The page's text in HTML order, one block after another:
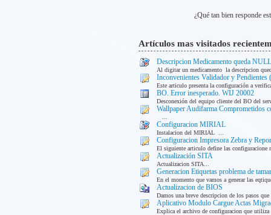
¿Qué tan bien responde
Artículos mas visitados
Descripcion Medicamento queda NULL
Al digitar un medicamento la descripcion
Inconvenientes Validador y Pendientes
Este articulo presenta la configuración a
BO. Error inesperado. WIJ 20002
Desconexión del equipo cliente del BO del
Wallpaper Audifarma Comprometidos
Configuracion MIRIAL
Instalacion del MIRIAL ...
Configuracion Impresora Zebra y
El siguiente articulo define las configuracione
Actualización SITA
Actualizacion SITA...
Generacion Etiquetas problema de
En el momento que vamos a generar las
Actualizacion de BIOS
Damos una breve descripcion de los pasos
Aplicativo Modulo Cargue Actas
Explica el archivo de configuracion que